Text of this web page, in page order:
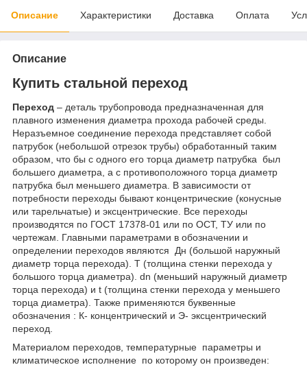
Описание Характеристики Доставка Оплата
Описание
Купить стальной переход
Переход – деталь трубопровода предназначенная для
плавного изменения диаметра прохода рабочей среды.
Неразъемное соединение перехода представляет собой
патрубок (небольшой отрезок трубы) обработанный таким
образом, что бы с одного его торца диаметр патрубка был
большего диаметра, а с противоположного торца диаметр
патрубка был меньшего диаметра. В зависимости от
потребности переходы бывают концентрические (конусные
или тарельчатые) и эксцентрические. Все переходы
производятся по ГОСТ 17378-01 или по ОСТ, ТУ или по
чертежам. Главными параметрами в обозначении и
определении переходов являются Дн (большой наружный
диаметр торца перехода). Т (толщина стенки перехода у
большого торца диаметра). dn (меньший наружный диаметр
торца перехода) и t (толщина стенки перехода у меньшего
торца диаметра). Также применяются буквенные
обозначения : К- концентрический и Э- эксцентрический
переход.
Материалом переходов, температурные параметры и
климатическое исполнение по которому он произведен: